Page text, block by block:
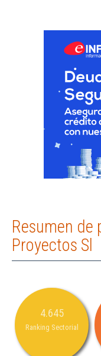
Resumen de
Proyectos Sl
4.645
Ranking Sectorial